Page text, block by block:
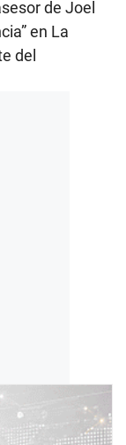
de Joel
en La
del